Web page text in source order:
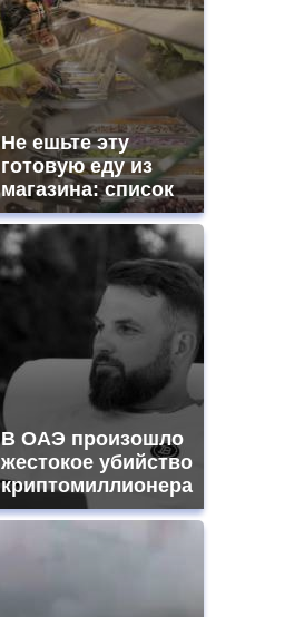
Не ешьте эту
готовую еду из
магазина: список
В ОАЭ произошло
жестокое убийство
криптомиллионера